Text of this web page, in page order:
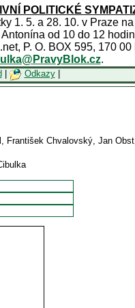
POLITICKÉ
1. 5. a 28. 10. v Praze na
od 10 do 12
P. O. BOX 595, 170 00
.
Odkazy|
František Chvalovský, Jan